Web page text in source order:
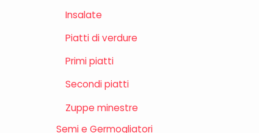
Insalate
Piatti di verdure
Primi piatti
Secondi piatti
Zuppe minestre
Semi e Germogliatori